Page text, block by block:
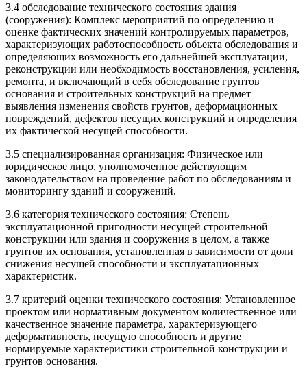
3.4 обследование технического состояния здания
(сооружения): Комплекс мероприятий по определению и
оценке фактических значений контролируемых параметров,
характеризующих работоспособность объекта обследования и
определяющих возможность его дальнейшей эксплуатации,
реконструкции или необходимость восстановления, усиления,
ремонта, и включающий в себя обследование грунтов
основания и строительных конструкций на предмет
выявления изменения свойств грунтов, деформационных
повреждений, дефектов несущих конструкций и определения
их фактической несущей способности.
3.5 специализированная организация: Физическое или
юридическое лицо, уполномоченное действующим
законодательством на проведение работ по обследованиям и
мониторингу зданий и сооружений.
3.6 категория технического состояния: Степень
эксплуатационной пригодности несущей строительной
конструкции или здания и сооружения в целом, а также
грунтов их основания, установленная в зависимости от доли
снижения несущей способности и эксплуатационных
характеристик.
3.7 критерий оценки технического состояния: Установленное
проектом или нормативным документом количественное или
качественное значение параметра, характеризующего
деформативность, несущую способность и другие
нормируемые характеристики строительной конструкции и
грунтов основания.